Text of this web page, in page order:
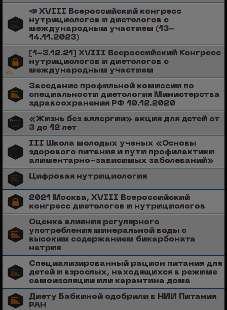
📣 XVIII Всероссийский конгресс
нутрициологов и диетологов с
международным участием (13-
14.11.2023)
[1-3.12.21] XVIII Всероссийский Конгресс
нутрициологов и диетологов с
международным участием
Заседание профильной комиссии по
специальности диетология Министерства
здравоохранения РФ 10.12.2020
«Жизнь без аллергии» акция для детей от
3 до 12 лет
III Школа молодых ученых «Основы
здорового питания и пути профилактики
алиментарно-зависимых заболеваний»
Цифровая нутрициология
2021 Москва, XVIII Всероссийский
конгресс диетологов и нутрициологов
Оценка влияния регулярного
употребления минеральной воды с
высоким содержанием бикарбоната
натрия
Специализированный рацион питания для
детей и взрослых, находящихся в режиме
самоизоляции или карантина дома
Диету Бабкиной одобрили в НИИ Питания
РАН